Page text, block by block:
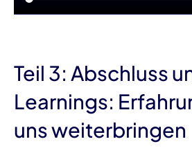
Teil 3: Abschluss
Learnings:
uns weiterbringen